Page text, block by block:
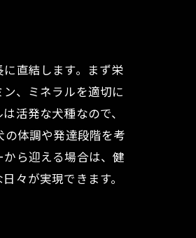
直結します。まず栄
、ミネラルを適切に
活発な犬種なので、
体調や発達段階を考
ら迎える場合は、健
々が実現できます。